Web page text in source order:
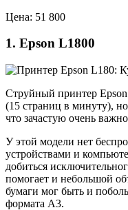
Цена: 51 800
1. Epson L1800
Струйный принтер
(15 страниц в минуту),
что зачастую очень
У этой модели нет
устройствами и
добиться
помогает и небольшой
бумаги мог быть и
формата А3.